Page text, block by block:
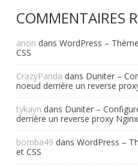
COMMENTAIRES
anon dans WordPress –
CSS
CrazyPanda dans Duniter –
noeud derrière un reverse
tykayn dans Duniter –
derrière un reverse proxy Nginx
bomba49 dans WordPress –
et CSS